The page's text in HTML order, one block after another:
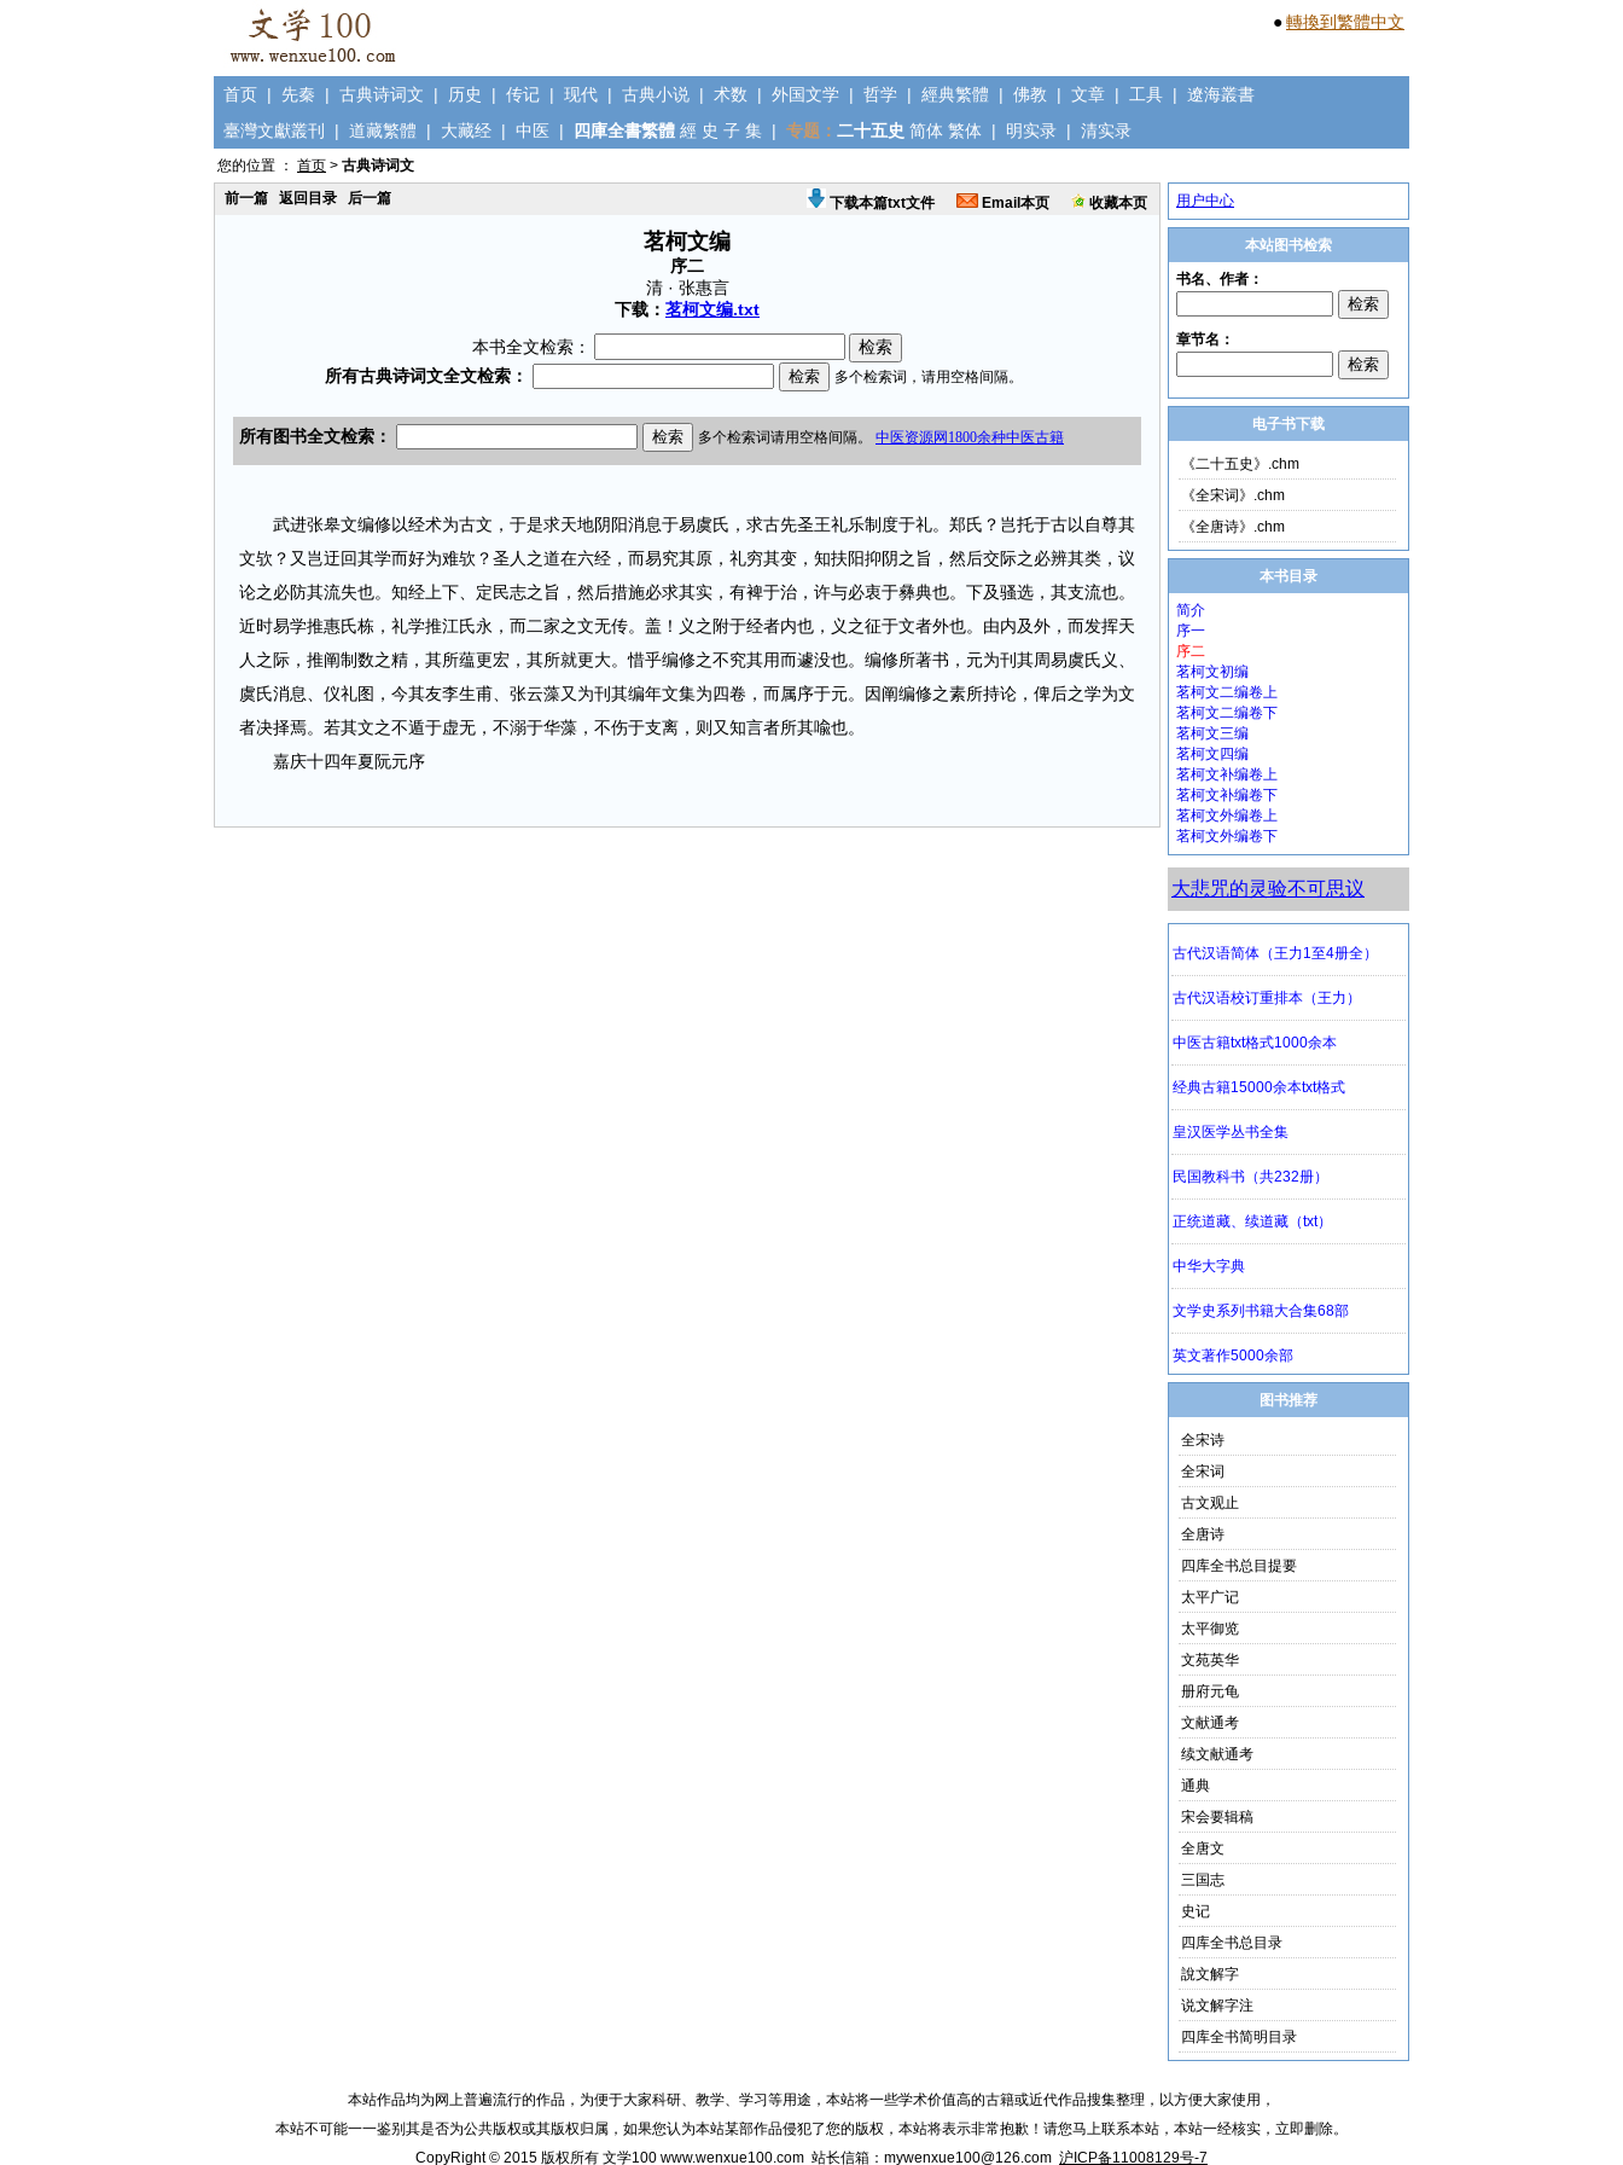
●轉換到繁體中文
首页 | 先秦 | 古典诗词文 | 历史 | 传记 | 现代 | 古典小说 | 术数 | 外国文学 | 哲学 | 經典繁體 | 佛教 | 文章 | 工具 | 遼海叢書
臺灣文獻叢刊
| 道藏繁體 | 大藏经 | 中医 | 四庫全書繁體 經 史 子 集 | 专题： 二十五史 简体 繁体 | 明实录 | 清实录
您的位置 ： 首页 > 古典诗词文
前一篇
返回目录 后一篇 下载本篇txt文件 Email本页 收藏本页
茗柯文编
序二
清 · 张惠言
下载： 茗柯文编.txt
本书全文检索：
武进张皋文编修以经术为古文，于是求天地阴阳消息于易虞氏，求古先圣王礼乐制度于礼。郑氏？岂托于古以自尊其
文欤？又岂迂回其学而好为难欤？圣人之道在六经，而易究其原，礼穷其变，知扶阳抑阴之旨，然后交际之必辨其类，议
论之必防其流失也。知经上下、定民志之旨，然后措施必求其实，有裨于治，许与必衷于彝典也。下及骚选，其支流也。
近时易学推惠氏栋，礼学推江氏永，而二家之文无传。盖！义之附于经者内也，义之征于文者外也。由内及外，而发挥天
人之际，推阐制数之精，其所蕴更宏，其所就更大。惜乎编修之不究其用而遽没也。编修所著书，元为刊其周易虞氏义、
虞氏消息、仪礼图，今其友李生甫、张云藻又为刊其编年文集为四卷，而属序于元。因阐编修之素所持论，俾后之学为文
者决择焉。若其文之不遁于虚无，不溺于华藻，不伤于支离，则又知言者所其喩也。
嘉庆十四年夏阮元序
用户中心
本站图书检索
电子书下载
《二十五史》.chm
《全宋词》.chm
《全唐诗》.chm
本书目录
简介
序一
序二
茗柯文初编
茗柯文二编卷上
茗柯文二编卷下
茗柯文三编
茗柯文四编
茗柯文补编卷上
茗柯文补编卷下
茗柯文外编卷上
茗柯文外编卷下
大悲咒的灵验不可思议
图书推荐
全宋诗
全宋词
古文观止
全唐诗
四库全书总目提要
太平广记
太平御览
文苑英华
册府元龟
文献通考
续文献通考
通典
宋会要辑稿
全唐文
三国志
史记
四库全书总目录
說文解字
说文解字注
四库全书简明目录
本站作品均为网上普遍流行的作品，为便于大家科研、教学、学习等用途，本站将一些学术价值高的古籍或近代作品搜集整理，以方便大家使用，
本站不可能一一鉴别其是否为公共版权或其版权归属，如果您认为本站某部作品侵犯了您的版权，本站将表示非常抱歉！请您马上联系本站，本站一经核实，立即删除。
CopyRight © 2015 版权所有 文学100 www.wenxue100.com 站长信箱：mywenxue100@126.com 沪ICP备11008129号-7